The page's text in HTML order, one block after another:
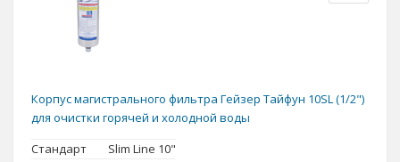
Корпус магистрального фильтра Гейзер Тайфун 10SL (1/2")
для очистки горячей и холодной воды
Стандарт
Slim Line 10"